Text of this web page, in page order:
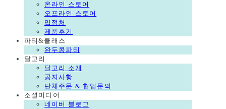
온라인 스토어
오프라인 스토어
입점처
제품후기
파티&클래스
완두콩파티
달고리
달고리 소개
공지사항
단체주문 & 협업문의
소셜미디어
네이버 블로그